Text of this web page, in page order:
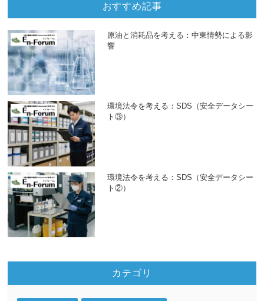
おすすめ記事
原油と消耗品を考える：中東情勢による影
響
環境法令を考える：SDS（安全データシー
ト③）
環境法令を考える：SDS（安全データシー
ト②）
カテゴリ